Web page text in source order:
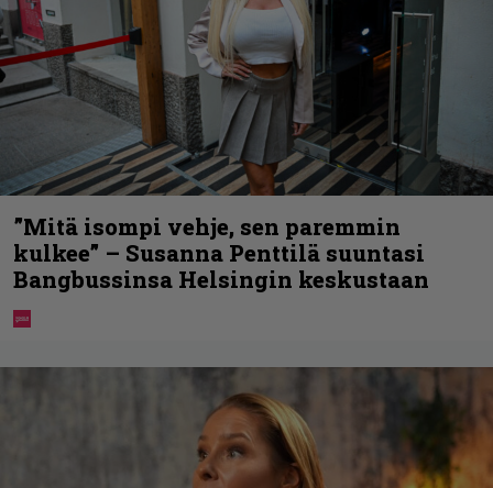
”Mitä isompi vehje, sen paremmin
kulkee” – Susanna Penttilä suuntasi
Bangbussinsa Helsingin keskustaan